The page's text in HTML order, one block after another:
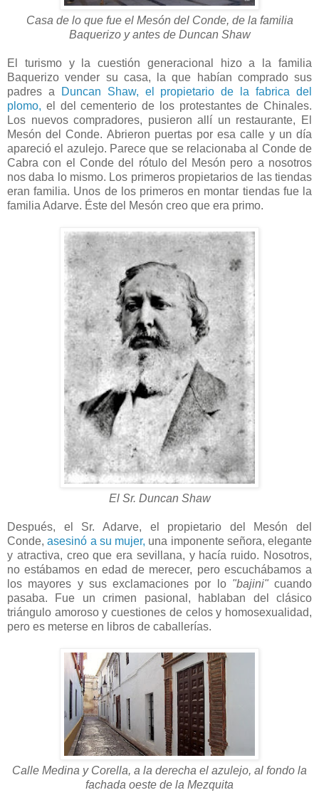
Casa de lo que fue el Mesón del Conde, de la familia
Baquerizo y antes de Duncan Shaw
El turismo y la cuestión generacional hizo a la familia
Baquerizo vender su casa, la que habían comprado sus
padres a
Duncan Shaw, el propietario de la fabrica del
plomo, el del cementerio de los protestantes de Chinales.
Los nuevos compradores, pusieron allí un restaurante, El
Mesón del Conde. Abrieron puertas por esa calle y un día
apareció el azulejo. Parece que se relacionaba al Conde de
Cabra con el Conde del rótulo del Mesón pero a nosotros
nos daba lo mismo. Los primeros propietarios de las tiendas
eran familia. Unos de los primeros en montar tiendas fue la
familia Adarve. Éste del Mesón creo que era primo.
El Sr. Duncan Shaw
Después, el Sr. Adarve, el propietario del Mesón del
Conde,asesinó a su mujer, una imponente señora, elegante
y atractiva, creo que era sevillana, y hacía ruido. Nosotros,
no estábamos en edad de merecer, pero escuchábamos a
los mayores y sus exclamaciones por lo "bajini"cuando
pasaba. Fue un crimen pasional, hablaban del clásico
triángulo amoroso y cuestiones de celos y homosexualidad,
pero es meterse en libros de caballerías.
Calle Medina y Corella, a la derecha el azulejo, al fondo la
fachada oeste de la Mezquita